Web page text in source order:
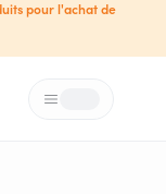
pour l'achat de
Loading...